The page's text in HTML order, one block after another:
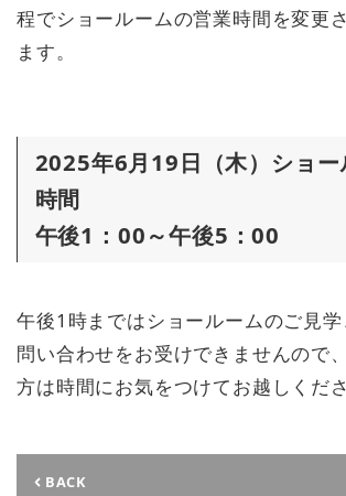
程でショールームの営業時間を変更
ます。
2025年6月19日（木）ショー
時間
午後1：00～午後5：00
午後1時まではショールームのご見
問い合わせをお受けできませんので
方は時間にお気をつけてお越しくださ
BACK